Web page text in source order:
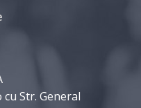
Str. General